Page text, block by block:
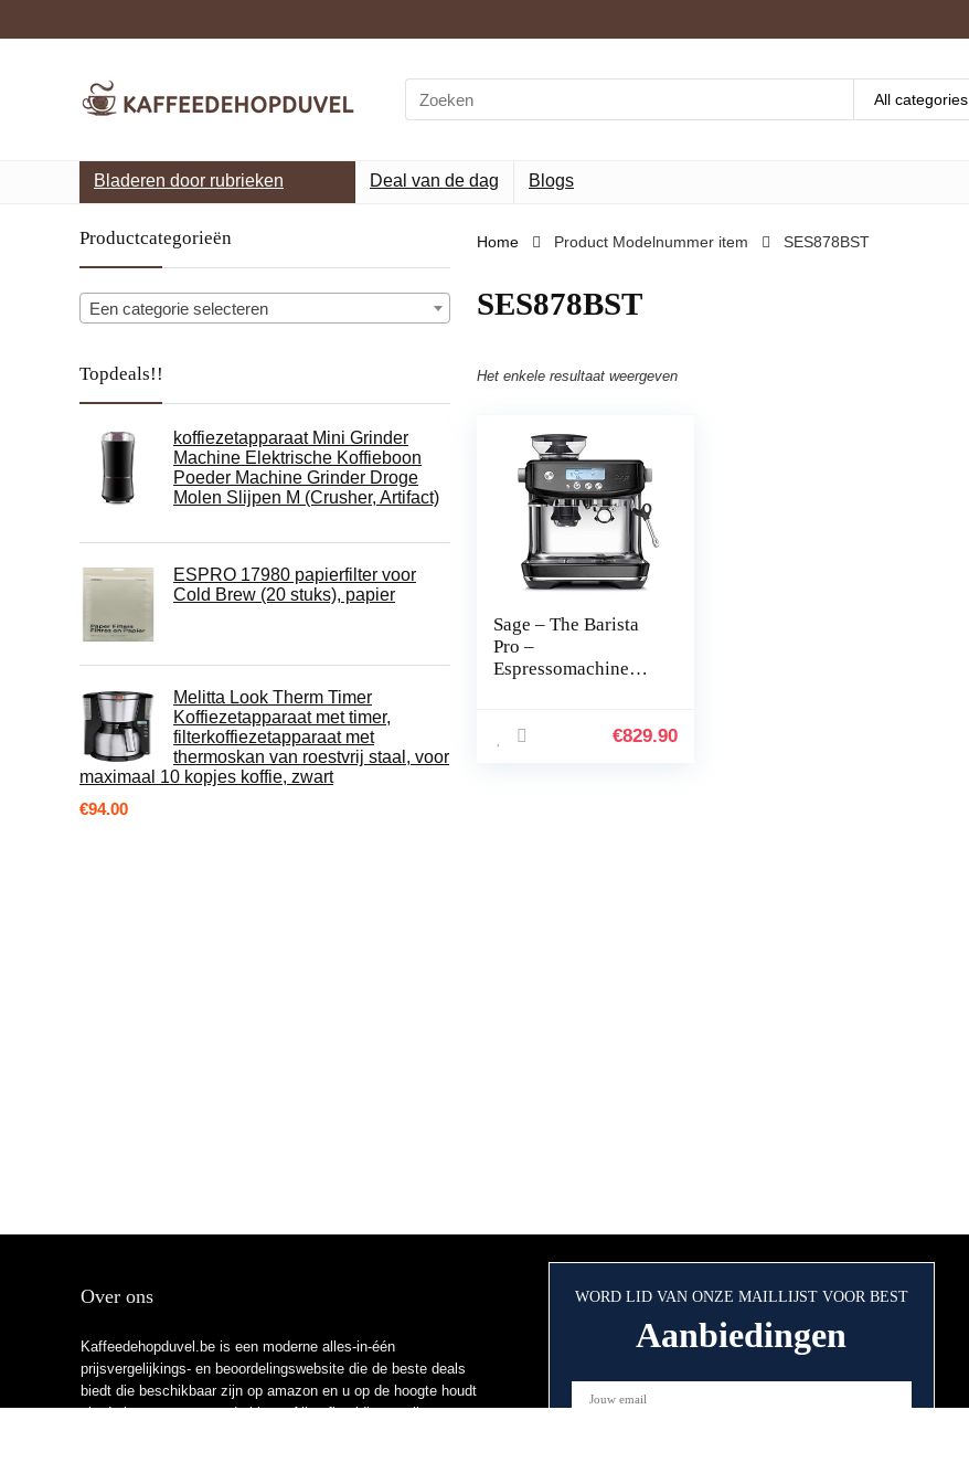
Search
for:
All categories
Bladeren door rubrieken Deal van de dag Blogs
Productcategorieën
Een categorie selecteren
Topdeals!!
koffiezetapparaat Mini Grinder
Machine Elektrische Koffieboon
Poeder Machine Grinder Droge
Molen Slijpen M (Crusher, Artifact)
ESPRO 17980 papierfilter voor
Cold Brew (20 stuks), papier
Melitta Look Therm Timer
Koffiezetapparaat met timer,
filterkoffiezetapparaat met
thermoskan van roestvrij staal, voor
maximaal 10 kopjes koffie, zwart
€94.00
Home Product Modelnummer item ‎SES878BST
‎SES878BST
Het enkele resultaat weergeven
Sage – The Barista
Pro –
Espressomachine
Geïntegreerde
€829.90
Over ons
Kaffeedehopduvel.be is een moderne alles-in-één
prijsvergelijkings- en beoordelingswebsite die de beste deals
biedt die beschikbaar zijn op amazon en u op de hoogte houdt
via de laatst toegevoegde blogs. Alle afbeeldingen zijn
WORD LID VAN ONZE MAILLIJST VOOR BEST
Aanbiedingen